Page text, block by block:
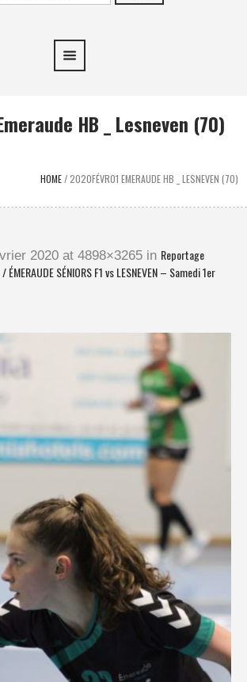
HB _ Lesneven (70)
HOME/2020FÉVR01 EMERAUDE HB _ LESNEVEN (70)
2020 at 4898×3265 in Reportage
SÉNIORS F1 vs LESNEVEN – Samedi 1er